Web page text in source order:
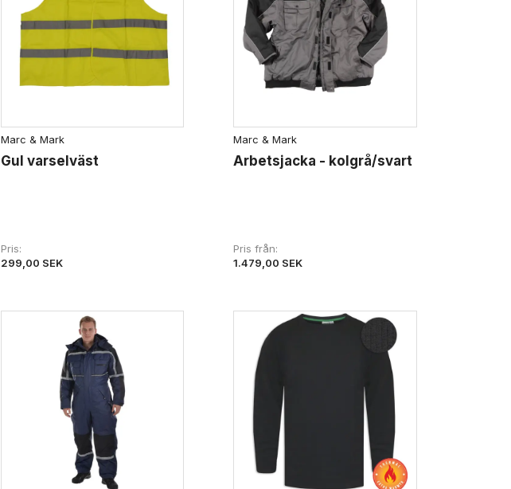
Marc & Mark
Gul varselväst
Pris
299,00 SEK
Marc & Mark
Arbetsjacka - kolgrå/svart
Pris från
1.479,00 SEK